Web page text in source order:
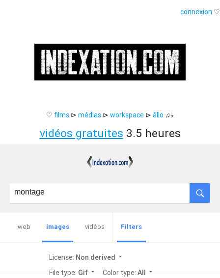
connexion ♡
♡ films ⊳ médias ⊳ workspace ⊳ âllo ♫♭
vidéos gratuites 3.5 heures
web images vidéos Filters
License: Non derived arrow_drop_down
File type: Gif arrow_drop_down Color type: All arrow_drop_down